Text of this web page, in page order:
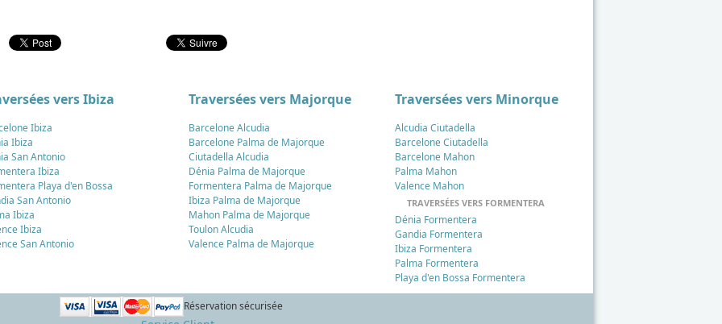
vers Ibiza
Ibiza
Ibiza
San Antonio
Ibiza
Playa d'en Bossa
San Antonio
Ibiza
Ibiza
San Antonio
Traversées vers Majorque
Barcelone Alcudia
Barcelone Palma de Majorque
Ciutadella Alcudia
Dénia Palma de Majorque
Formentera Palma de Majorque
Ibiza Palma de Majorque
Mahon Palma de Majorque
Toulon Alcudia
Valence Palma de Majorque
Traversées vers Minorque
Alcudia Ciutadella
Barcelone Ciutadella
Barcelone Mahon
Palma Mahon
Valence Mahon
TRAVERSÉES VERS FORMENTERA
Dénia Formentera
Gandia Formentera
Ibiza Formentera
Palma Formentera
Playa d'en Bossa Formentera
Réservation sécurisée